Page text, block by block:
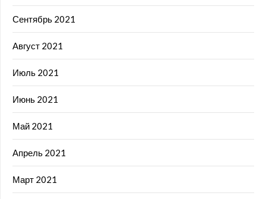
Сентябрь 2021
Август 2021
Июль 2021
Июнь 2021
Май 2021
Апрель 2021
Март 2021